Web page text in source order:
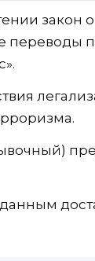
закон
переводы